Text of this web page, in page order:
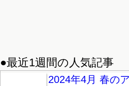
●最近1週間の人気記事
2024年4月 春の